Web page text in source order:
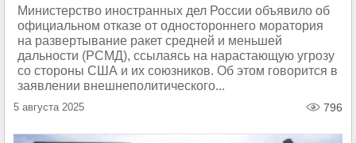
Министерство иностранных дел России объявило об
официальном отказе от одностороннего моратория
на развертывание ракет средней и меньшей
дальности (РСМД), ссылаясь на нарастающую угрозу
со стороны США и их союзников. Об этом говорится в
заявлении внешнеполитического...
5 августа 2025 796